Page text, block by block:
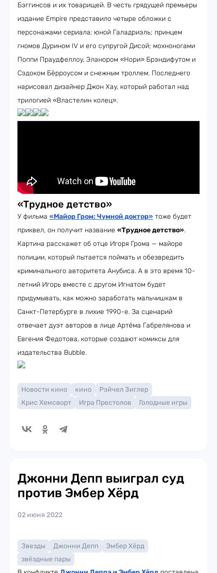
Бэггинсов и их товарищей. В честь грядущей премьеры
издание Empire представило четыре обложки с
персонажами сериала: юной Галадриэль; принцем
гномов Дурином IV и его супругой Дисой; мохноногами
Поппи Праудфеллоу, Эланором «Нори» Брэндифутом и
Сэдоком Бёрроусом и снежным троллем. Последнего
нарисовал дизайнер Джон Хау, который работал над
трилогией «Властелин колец».
«Трудное детство»
У фильма «Майор Гром: Чумной доктор» тоже будет
приквел, он получит название «Трудное детство».
Картина расскажет об отце Игоря Грома — майоре
полиции, который пытается поймать и обезвредить
криминального авторитета Анубиса. А в это время 10-
летний Игорь вместе с другом Игнатом будет
придумывать, как можно заработать мальчишкам в
Санкт-Петербурге в лихие 1990-е. За сценарий
отвечает дуэт авторов в лице Артёма Габрелянова и
Евгения Федотова, которые создают комиксы для
издательства Bubble.
Новости кино кино
Рэйчел Зиглер
Крис Хемсворт
Игра Престолов Голодные игры
Джонни Депп выиграл суд
против Эмбер Хёрд
02 июня 2022
Звезды Джонни Депп
Эмбер Хёрд
звёздные пары